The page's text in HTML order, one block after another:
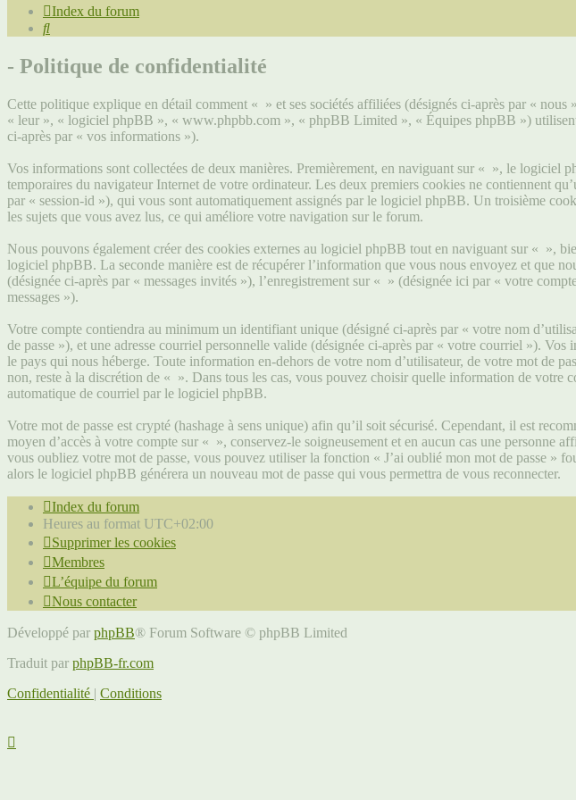
Index du forum
Rechercher
- Politique de confidentialité
Cette politique explique en détail comment « » et ses sociétés affiliées (désignés ci-après par «
« leur », « logiciel phpBB », « www.phpbb.com », « phpBB Limited », « Équipes phpBB »)
ci-après par « vos informations »).
Vos informations sont collectées de deux manières. Premièrement, en naviguant sur « », le logiciel
temporaires du navigateur Internet de votre ordinateur. Les deux premiers cookies ne contiennent
par « session-id »), qui vous sont automatiquement assignés par le logiciel phpBB. Un troisième
les sujets que vous avez lus, ce qui améliore votre navigation sur le forum.
Nous pouvons également créer des cookies externes au logiciel phpBB tout en naviguant sur « »,
logiciel phpBB. La seconde manière est de récupérer l’information que vous nous envoyez et que
(désignée ci-après par « messages invités »), l’enregistrement sur « » (désignée ici par « votre
messages »).
Votre compte contiendra au minimum un identifiant unique (désigné ci-après par « votre nom
de passe »), et une adresse courriel personnelle valide (désignée ci-après par « votre courriel »).
le pays qui nous héberge. Toute information en-dehors de votre nom d’utilisateur, de votre mot de
non, reste à la discrétion de « ». Dans tous les cas, vous pouvez choisir quelle information de
automatique de courriel par le logiciel phpBB.
Votre mot de passe est crypté (hashage à sens unique) afin qu’il soit sécurisé. Cependant, il est
moyen d’accès à votre compte sur « », conservez-le soigneusement et en aucun cas une
vous oubliez votre mot de passe, vous pouvez utiliser la fonction « J’ai oublié mon mot de passe
alors le logiciel phpBB générera un nouveau mot de passe qui vous permettra de vous reconnecter.
Index du forum
Heures au format UTC+02:00
Supprimer les cookies
Membres
L’équipe du forum
Nous contacter
Développé par phpBB® Forum Software © phpBB Limited
Traduit par phpBB-fr.com
Confidentialité | Conditions